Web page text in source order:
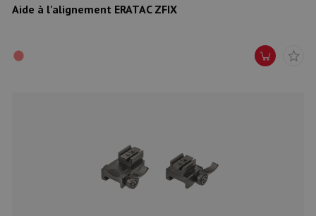
Aide à l'alignement ERATAC ZFIX